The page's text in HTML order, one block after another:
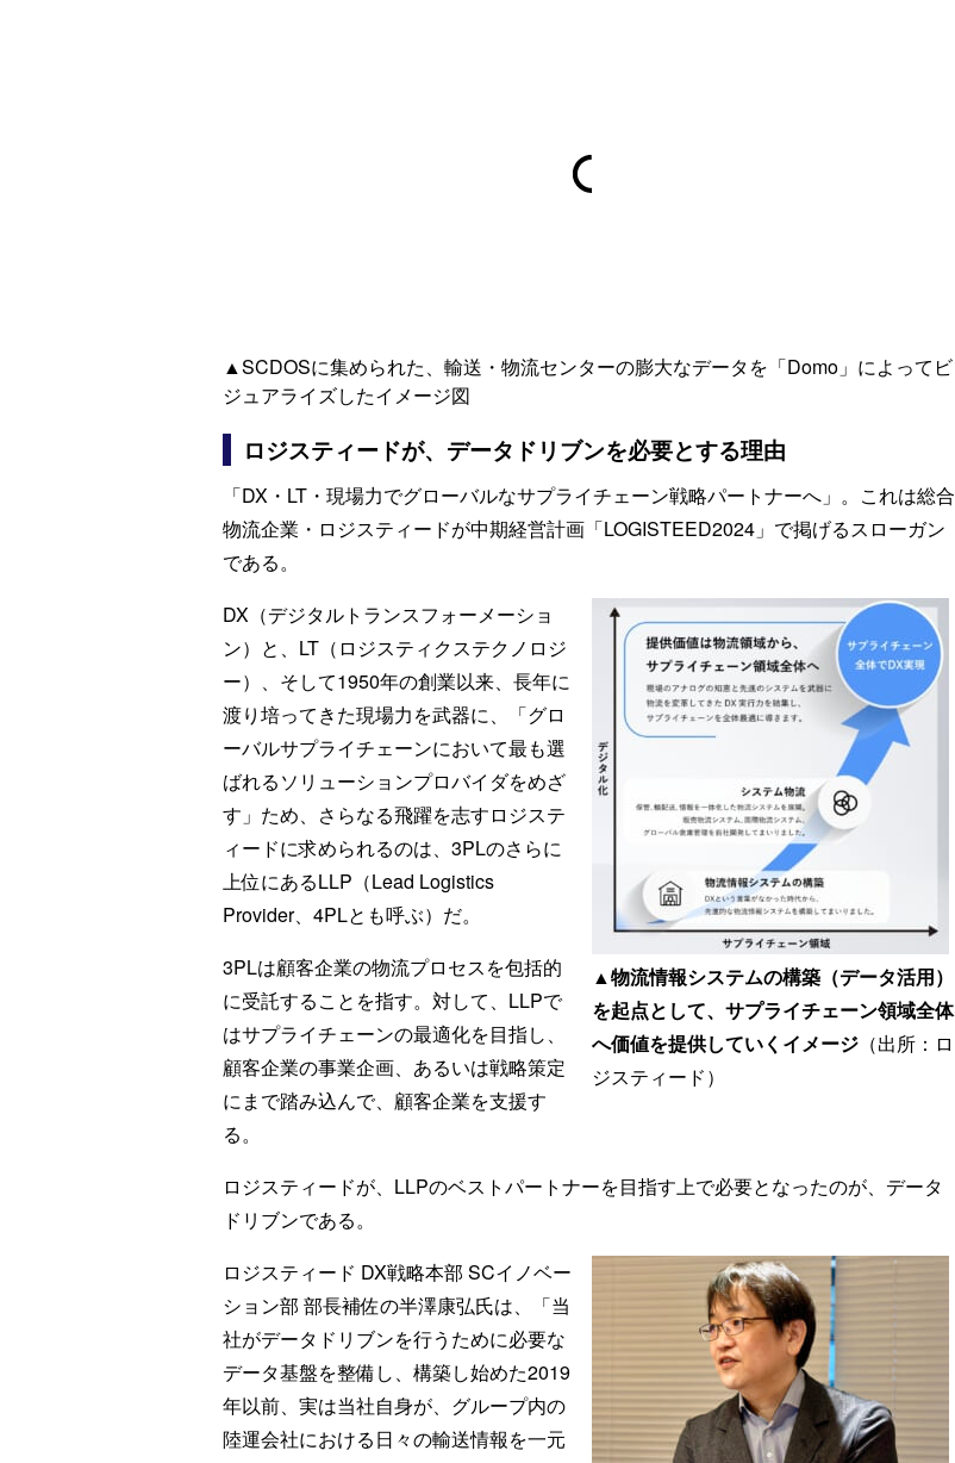
▲SCDOSに集められた、輸送・物流センターの膨大なデータを「Domo」によってビ
ジュアライズしたイメージ図
ロジスティードが、データドリブンを必要とする理由
「DX・LT・現場力でグローバルなサプライチェーン戦略パートナーへ」。これは総合
物流企業・ロジスティードが中期経営計画「LOGISTEED2024」で掲げるスローガン
である。
▲物流情報システムの構築（データ活用）
を起点として、サプライチェーン領域全体
へ価値を提供していくイメージ （出所：ロ
ジスティード）
DX（デジタルトランスフォーメーショ
ン）と、LT（ロジスティクステクノロジ
ー）、そして1950年の創業以来、長年に
渡り培ってきた現場力を武器に、「グロ
ーバルサプライチェーンにおいて最も選
ばれるソリューションプロバイダをめざ
す」ため、さらなる飛躍を志すロジステ
ィードに求められるのは、3PLのさらに
上位にあるLLP（Lead Logistics
Provider、4PLとも呼ぶ）だ。
3PLは顧客企業の物流プロセスを包括的
に受託することを指す。対して、LLPで
はサプライチェーンの最適化を目指し、
顧客企業の事業企画、あるいは戦略策定
にまで踏み込んで、顧客企業を支援す
る。
ロジスティードが、LLPのベストパートナーを目指す上で必要となったのが、データ
ドリブンである。
ロジスティード DX戦略本部 SCイノベー
ション部 部長補佐の半澤康弘氏は、「当
社がデータドリブンを行うために必要な
データ基盤を整備し、構築し始めた2019
年以前、実は当社自身が、グループ内の
陸運会社における日々の輸送情報を一元